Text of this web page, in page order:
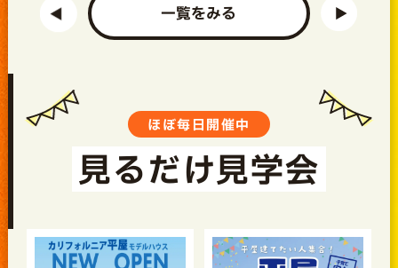
一覧をみる
ほぼ毎日開催中
見るだけ見学会